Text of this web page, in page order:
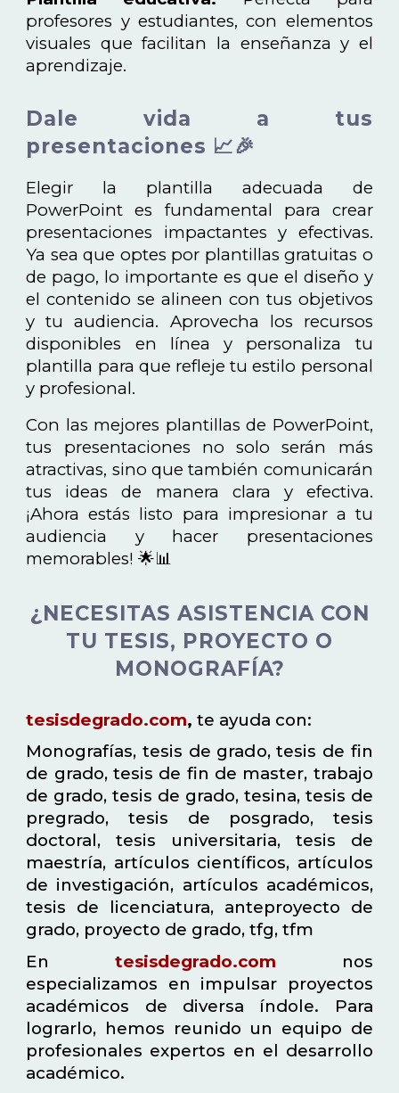
profesores y estudiantes, con elementos
visuales que facilitan la enseñanza y el
aprendizaje.
Dale vida a tus
presentaciones 📈🎉
Elegir la plantilla adecuada de
PowerPoint es fundamental para crear
presentaciones impactantes y efectivas.
Ya sea que optes por plantillas gratuitas o
de pago, lo importante es que el diseño y
el contenido se alineen con tus objetivos
y tu audiencia. Aprovecha los recursos
disponibles en línea y personaliza tu
plantilla para que refleje tu estilo personal
y profesional.
Con las mejores plantillas de PowerPoint,
tus presentaciones no solo serán más
atractivas, sino que también comunicarán
tus ideas de manera clara y efectiva.
¡Ahora estás listo para impresionar a tu
audiencia y hacer presentaciones
memorables! 🌟📊
¿NECESITAS ASISTENCIA CON
TU TESIS, PROYECTO O
MONOGRAFÍA?
tesisdegrado.com, te ayuda con:
Monografías, tesis de grado, tesis de fin
de grado, tesis de fin de master, trabajo
de grado, tesis de grado, tesina, tesis de
pregrado, tesis de posgrado, tesis
doctoral, tesis universitaria, tesis de
maestría, artículos científicos, artículos
de investigación, artículos académicos,
tesis de licenciatura, anteproyecto de
grado, proyecto de grado, tfg, tfm
En tesisdegrado.com nos
especializamos en impulsar proyectos
académicos de diversa índole. Para
lograrlo, hemos reunido un equipo de
profesionales expertos en el desarrollo
académico.